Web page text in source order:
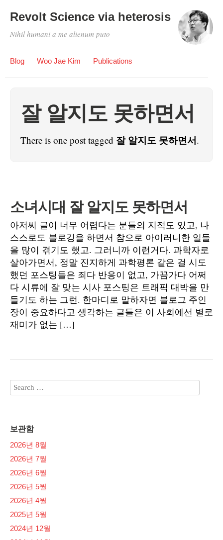
Revolt Science via heterosis
Nihil humani a me alienum puto
Blog Woo Jae Kim Publications
잘 알지도 못하면서
There is one post tagged 잘 알지도 못하면서.
소녀시대 잘 알지도 못하면서
아저씨 글이 너무 어렵다는 분들의 지적도 있고, 나
스스로도 블로깅을 하면서 참으로 아이러니한 일들
을 많이 겪기도 했고. 그러니까 이런거다. 과학자로
살아가면서, 정말 진지하게 과학평론 같은 걸 시도
했던 포스팅들은 죄다 반응이 없고, 가끔가다 어쩌
다 시류에 잘 맞는 시사 포스팅은 트래픽 대박을 만
들기도 하는 그런. 한마디로 말하자면 블로그 주인
장이 중요하다고 생각하는 글들은 이 사회에선 별로
재미가 없는 […]
보관함
2026년 8월
2026년 7월
2026년 6월
2026년 5월
2026년 4월
2025년 5월
2024년 12월